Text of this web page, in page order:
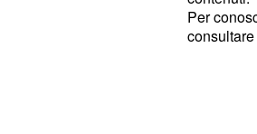
valutazione,
dovesse
circolano
considerati
Per